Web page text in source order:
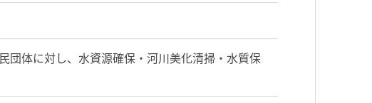
団体に対し、水資源確保・河川美化清掃・水質保